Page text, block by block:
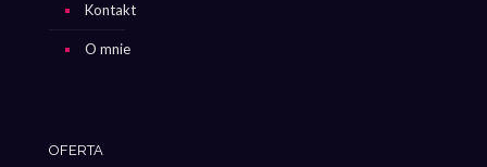
Kontakt
O mnie
OFERTA